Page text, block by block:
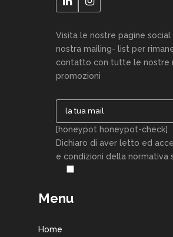
Visita le nostre pagine
nostra mailing- list per
contatto con tutte le nostre
promozioni
[honeypot honeypot-check]
Dichiaro di aver letto ed
e condizioni della normativa
Menu
Home